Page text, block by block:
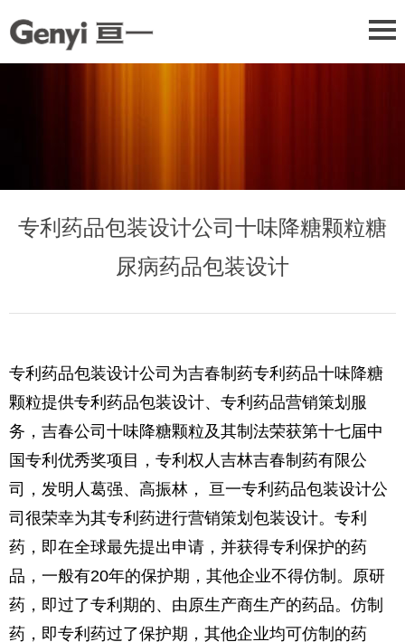
专利药品包装设计公司十味降糖颗粒糖
尿病药品包装设计
专利药品包装设计公司为吉春制药专利药品十味降糖
颗粒提供专利药品包装设计、专利药品营销策划服
务，吉春公司 十味降糖颗粒及其制法荣获第十七届中
国专利优秀奖项目，专利权人吉林吉春制药有限公
司， 发明人葛强、高振林， 亘一专利药品包装设计公
司很荣幸为其专利药进行营销策划包装设计。 专利
药，即在全球最先提出申请，并获得专利保护的药
品，一般有20年的保护期，其他企业不得仿制。原研
药，即过了专利期的、由原生产商生产的药品。仿制
药，即专利药过了保护期，其他企业均可仿制的药